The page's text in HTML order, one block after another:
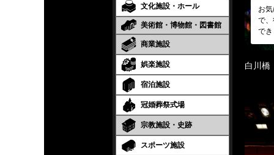
文化施設・ホール
美術館・博物館・図書館
商業施設
娯楽施設
宿泊施設
冠婚葬祭式場
宗教施設・史跡
スポーツ施設
お
で
で
白川橋